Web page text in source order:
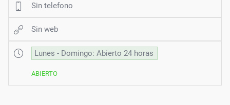
Sin telefono
Sin web
Lunes - Domingo: Abierto 24 horas
ABIERTO